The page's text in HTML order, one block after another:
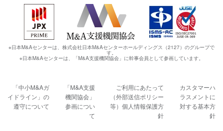
※日本M&Aセンターは、株式会社日本M&Aセンターホールディングス（2127）のグループで
す。
※日本M&Aセンターは、「M&A支援機関協会」に幹事会員として参画しています。
「中小M&Aガ
イドライン」の
遵守について
「M&A支援
機関協会」
参画につい
て
ご利用にあたって
（外部送信ポリシー
等）個人情報保護方
針
カスタマーハ
ラスメントに
対する基本方
針